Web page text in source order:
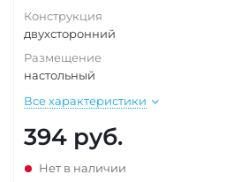
Конструкция
двухсторонний
Размещение
настольный
Все характеристики
394 руб.
Нет в наличии